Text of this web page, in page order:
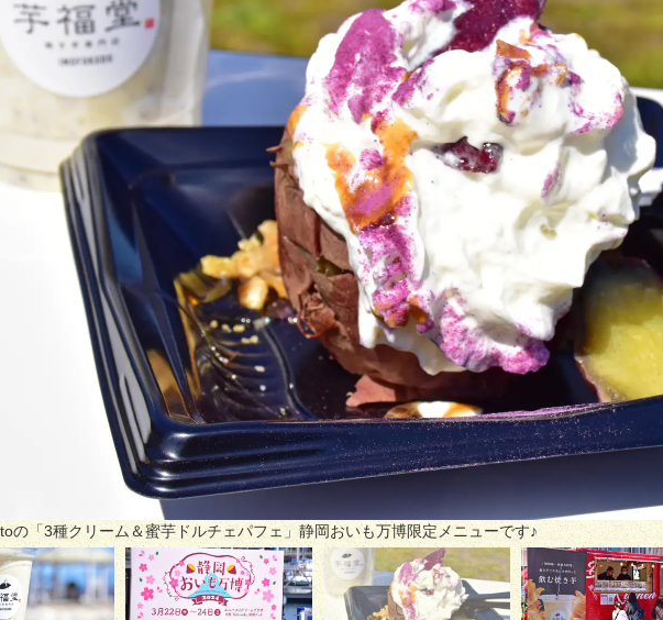
の「3種クリーム＆蜜芋ドルチェパフェ」静岡おいも万博限定メニューです♪